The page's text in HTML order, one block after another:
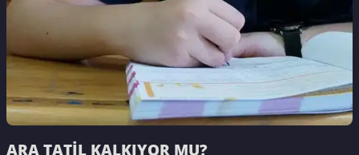
ARA TATİL KALKIYOR MU?